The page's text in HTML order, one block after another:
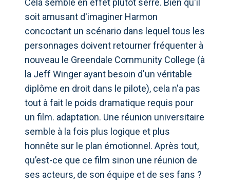
Cela semble en effet plutôt serré. Bien qu'il
soit amusant d'imaginer Harmon
concoctant un scénario dans lequel tous les
personnages doivent retourner fréquenter à
nouveau le Greendale Community College (à
la Jeff Winger ayant besoin d'un véritable
diplôme en droit dans le pilote), cela n'a pas
tout à fait le poids dramatique requis pour
un film. adaptation. Une réunion universitaire
semble à la fois plus logique et plus
honnête sur le plan émotionnel. Après tout,
qu’est-ce que ce film sinon une réunion de
ses acteurs, de son équipe et de ses fans ?